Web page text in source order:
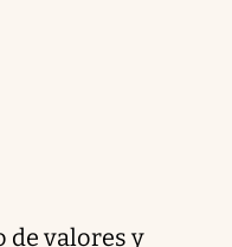
de valores y